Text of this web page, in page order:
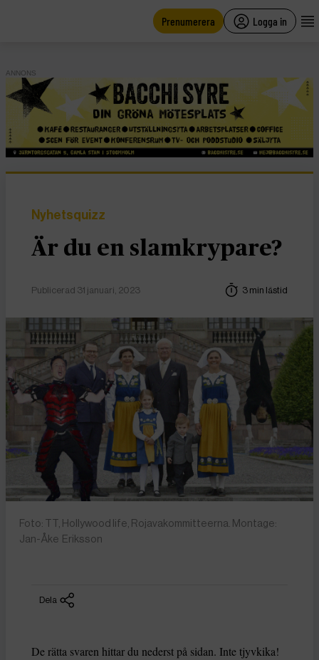
Prenumerera Logga in
ANNONS
Nyhetsquizz
Är du en slamkrypare?
Publicerad 31 januari, 2023 3 min lästid
Foto: TT, Hollywood life, Rojavakommitteerna. Montage:
Jan-Åke Eriksson
Dela
De rätta svaren hittar du nederst på sidan. Inte tjyvkika!